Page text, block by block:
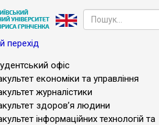
перехід
офіс
економіки та управління
журналістики
здоров’я людини
інформаційних технологій та